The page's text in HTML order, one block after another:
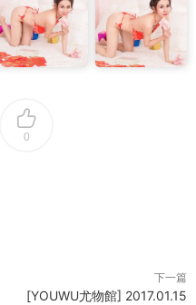
0
下一篇
[YOUWU尤物館] 2017.01.15